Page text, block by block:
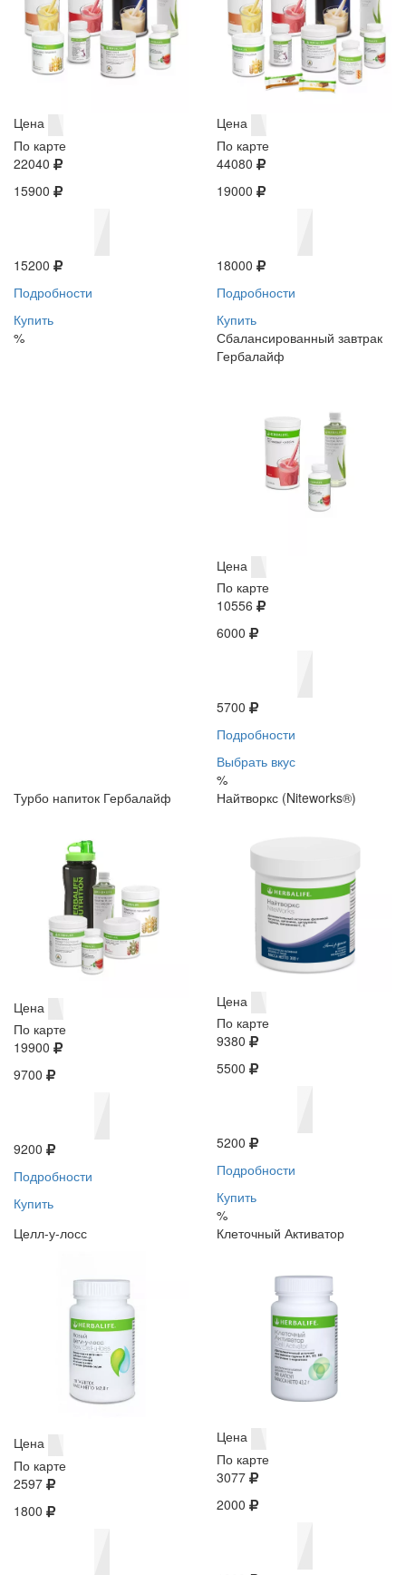
Цена
По карте
22040
15900
15200
Подробности
Купить
%
Цена
По карте
44080
19000
18000
Подробности
Купить
Сбалансированный завтрак
Гербалайф
Цена
По карте
10556
6000
5700
Подробности
Выбрать вкус
%
Турбо напиток Гербалайф
Цена
По карте
19900
9700
9200
Подробности
Купить
Найтворкс (Niteworks®)
Цена
По карте
9380
5500
5200
Подробности
Купить
%
Целл-у-лосс
Цена
По карте
2597
1800
Клеточный Активатор
Цена
По карте
3077
2000